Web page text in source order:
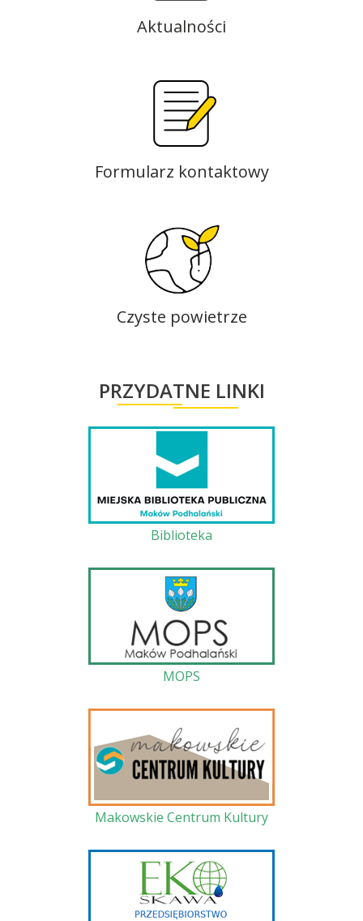
Aktualności
Formularz kontaktowy
Czyste powietrze
PRZYDATNE LINKI
Biblioteka
MOPS
Makowskie Centrum Kultury